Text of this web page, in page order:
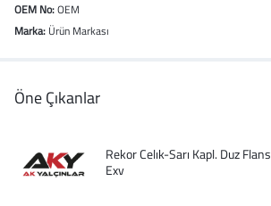
OEM No:OEM
Marka: Ürün Markası
Öne Çıkanlar
Rekor Celık-Sarı Kapl. Duz Flans
Exv